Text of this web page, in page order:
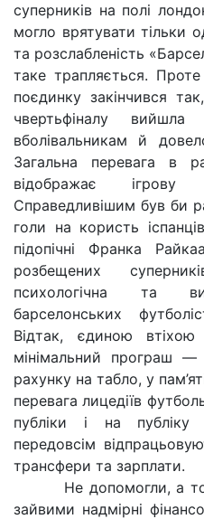
суперників на полі
могло врятувати тільки
та розслабленість
таке трапляється.
поєдинку закінчився
чвертьфіналу
вболівальникам й
Загальна перевага в
відображає ігрову
Справедливішим був би
голи на користь
підопічні Франка
розбещених
психологічна та
барселонських
Відтак, єдиною
мінімальний програш
рахунку на табло, у
перевага лицедіїв
публіки і на
передовсім
трансфери та зарплати.
Не допомогли, а
зайвими надмірні